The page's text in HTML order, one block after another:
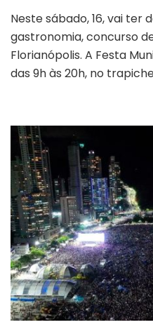
Neste sábado, 16, vai ter
gastronomia, concurso
Florianópolis. A Festa
das 9h às 20h, no